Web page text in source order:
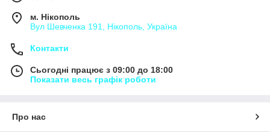
м. Нікополь
Вул Шевченка 191, Нікополь, Україна
Контакти
Сьогодні працює з 09:00 до 18:00
Показати весь графік роботи
Про нас